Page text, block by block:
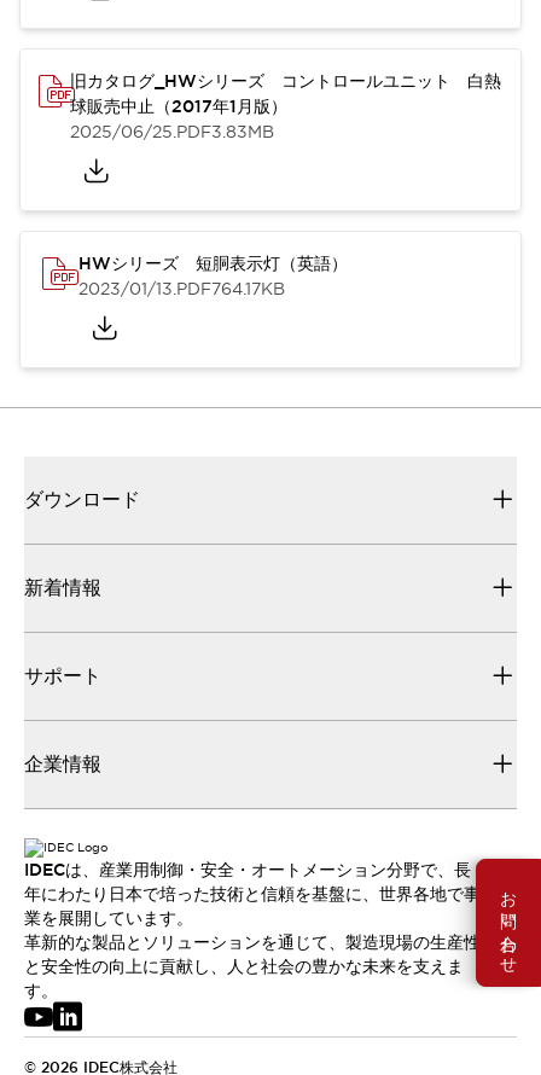
お問い合わせ
旧カタログ_HWシリーズ コントロールユニット 白熱
球販売中止（2017年1月版）
2025/06/25.PDF3.83MB
HWシリーズ 短胴表示灯（英語）
2023/01/13.PDF764.17KB
ダウンロード
新着情報
サポート
企業情報
IDECは、産業用制御・安全・オートメーション分野で、長
年にわたり日本で培った技術と信頼を基盤に、世界各地で事
業を展開しています。
革新的な製品とソリューションを通じて、製造現場の生産性
と安全性の向上に貢献し、人と社会の豊かな未来を支えま
す。
© 2026 IDEC株式会社